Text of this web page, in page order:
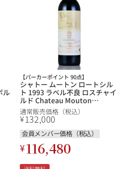
ル
【パーカーポイント 90点】
シャトー ムートン ロートシル
ト 1993 ラベル不良 ロスチャイ
ルド Chateau Mouton
Rothschild フランス ボルドー
赤ワイン
通常販売価格（税込）
¥132,000
会員メンバー価格（税込）
¥116,480